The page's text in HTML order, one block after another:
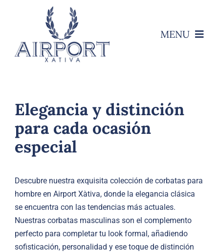
MENU
CAMISAS
PANTALONES
COMPLEMENTOS
CASUAL
Elegancia y distinción
para cada ocasión
especial
Descubre nuestra exquisita colección de corbatas para
hombre en Airport Xàtiva, donde la elegancia clásica
se encuentra con las tendencias más actuales.
Nuestras corbatas masculinas son el complemento
perfecto para completar tu look formal, añadiendo
sofisticación, personalidad y ese toque de distinción